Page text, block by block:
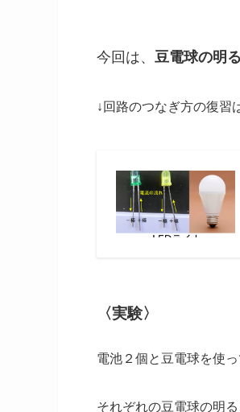
今回は、 豆電球の明
↓回路のつなぎ方の復習
〈実験〉
電池２個と豆電球を使
それぞれの豆電球の明